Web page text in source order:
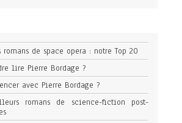
de space opera : notre Top 20
lire Pierre Bordage ?
avec Pierre Bordage ?
romans de science-fiction post-